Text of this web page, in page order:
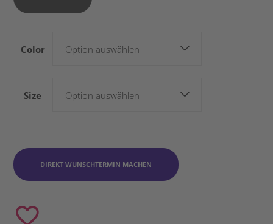
Color Option auswählen
Size Option auswählen
DIREKT WUNSCHTERMIN MACHEN